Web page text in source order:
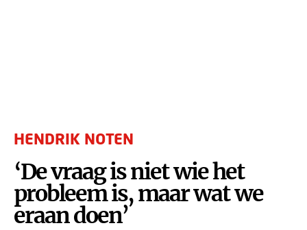
HENDRIK NOTEN
‘De vraag is niet wie het
probleem is, maar wat we
eraan doen’